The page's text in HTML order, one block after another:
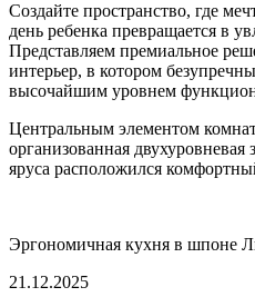
Создайте пространство, где
день ребенка превращается в
Представляем премиальное
интерьер, в котором
высочайшим уровнем
Центральным элементом
организованная
яруса расположился
Эргономичная кухня в шпоне
21.12.2025